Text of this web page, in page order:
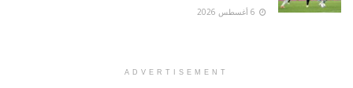
ADVERTISEMENT